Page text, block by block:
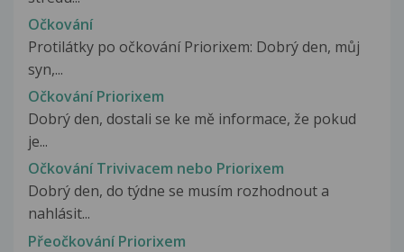
Očkování
Protilátky po očkování Priorixem: Dobrý den, můj
syn,...
Očkování Priorixem
Dobrý den, dostali se ke mě informace, že pokud
je...
Očkování Trivivacem nebo Priorixem
Dobrý den, do týdne se musím rozhodnout a
nahlásit...
Přeočkování Priorixem